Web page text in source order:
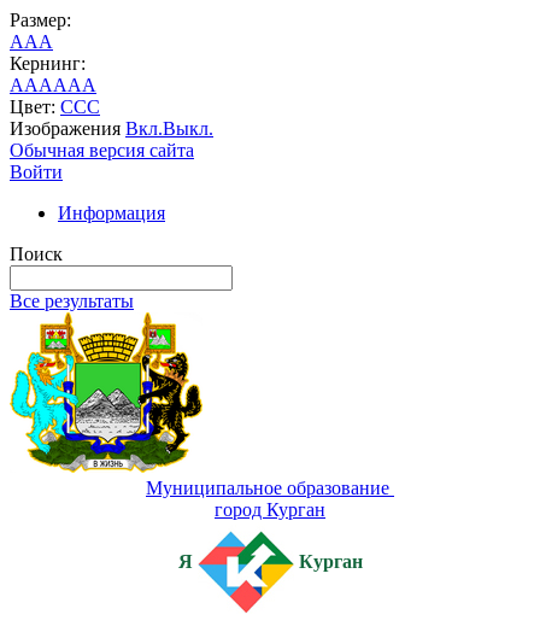
Размер:
AAA
Кернинг:
AAAAAA
Цвет: CCC
Изображения Вкл.Выкл.
Обычная версия сайта
Войти
Информация
Поиск
Все результаты
Муниципальное образование
город Курган
Я Курган